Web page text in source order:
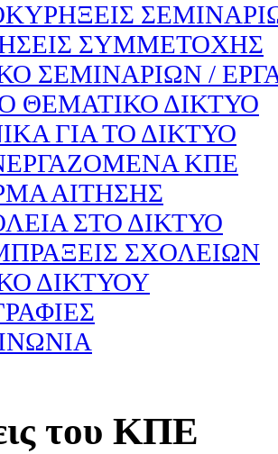
ΣΥΜΜΕΤΟΧΗΣ
ΣΕΜΙΝΑΡΙΩΝ /
ΘΕΜΑΤΙΚΟ ΔΙΚΤΥΟ
ΓΙΑ ΤΟ ΔΙΚΤΥΟ
ΚΠΕ
ΑΙΤΗΣΗΣ
ΣΤΟ ΔΙΚΤΥΟ
ΣΧΟΛΕΙΩΝ
ΔΙΚΤΥΟΥ
του ΚΠΕ